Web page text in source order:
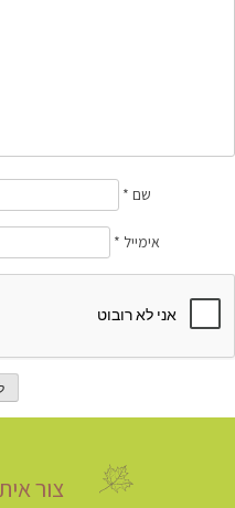
שם *
אימייל *
צור